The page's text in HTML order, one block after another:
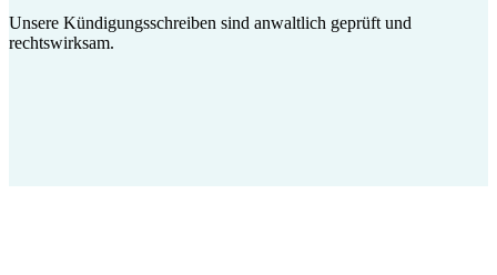
Unsere Kündigungsschreiben sind anwaltlich geprüft und
rechtswirksam.